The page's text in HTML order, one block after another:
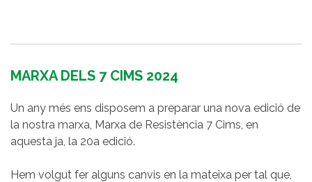
MARXA DELS 7 CIMS 2024
Un any més ens disposem a preparar una nova edició de
la nostra marxa, Marxa de Resistència 7 Cims, en
aquesta ja, la 20a edició.
Hem volgut fer alguns canvis en la mateixa per tal que,